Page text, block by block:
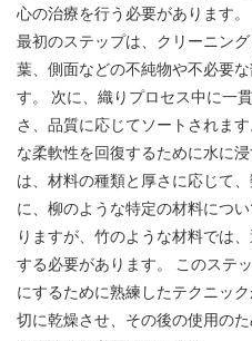
心の治療を行う必要があります。
最初のステップは、クリーニン
葉、側面などの不純物や不必要
す。 次に、織りプロセス中に一
さ、品質に応じてソートされま
な柔軟性を回復するために水に
は、材料の種類と厚さに応じて
に、柳のような特定の材料につ
りますが、竹のような材料では
する必要があります。 このステ
にするために熟練したテクニッ
切に乾燥させ、その後の使用の